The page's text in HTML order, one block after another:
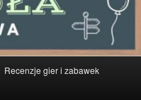
Recenzje gier i zabawek